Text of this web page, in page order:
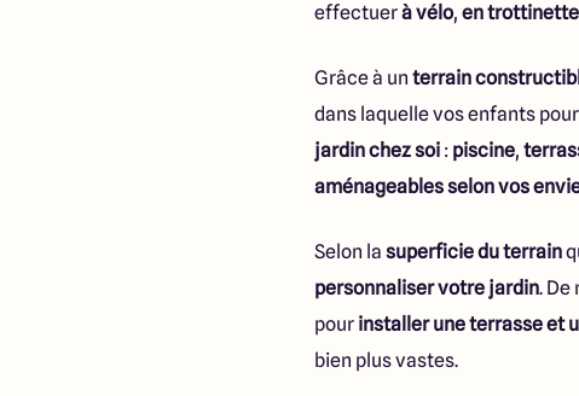
effectuerà vélo, en trottinette
Grâce à un terrain
dans laquelle vos enfants
jardin chez soi : piscine,
aménageables selon vos
Selon la superficie du terrain
personnaliser votre jardin. De
pour installer une terrasse et
bien plus vastes.